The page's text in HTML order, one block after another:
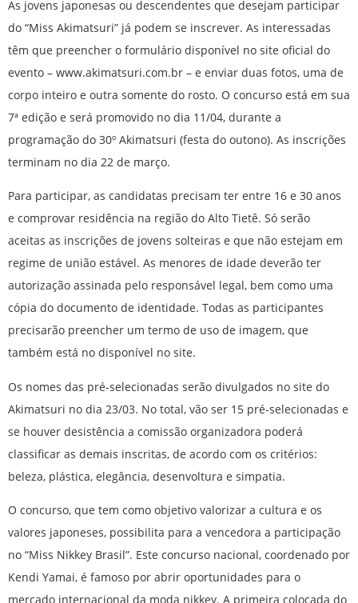
As jovens japonesas ou descendentes que desejam participar
do “Miss Akimatsuri” já podem se inscrever. As interessadas
têm que preencher o formulário disponível no site oficial do
evento – www.akimatsuri.com.br – e enviar duas fotos, uma de
corpo inteiro e outra somente do rosto. O concurso está em sua
7ª edição e será promovido no dia 11/04, durante a
programação do 30º Akimatsuri (festa do outono). As inscrições
terminam no dia 22 de março.
Para participar, as candidatas precisam ter entre 16 e 30 anos
e comprovar residência na região do Alto Tietê. Só serão
aceitas as inscrições de jovens solteiras e que não estejam em
regime de união estável. As menores de idade deverão ter
autorização assinada pelo responsável legal, bem como uma
cópia do documento de identidade. Todas as participantes
precisarão preencher um termo de uso de imagem, que
também está no disponível no site.
Os nomes das pré-selecionadas serão divulgados no site do
Akimatsuri no dia 23/03. No total, vão ser 15 pré-selecionadas e
se houver desistência a comissão organizadora poderá
classificar as demais inscritas, de acordo com os critérios:
beleza, plástica, elegância, desenvoltura e simpatia.
O concurso, que tem como objetivo valorizar a cultura e os
valores japoneses, possibilita para a vencedora a participação
no “Miss Nikkey Brasil”. Este concurso nacional, coordenado por
Kendi Yamai, é famoso por abrir oportunidades para o
mercado internacional da moda nikkey. A primeira colocada do